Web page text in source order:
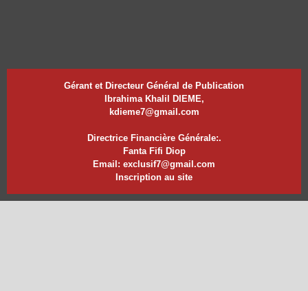
Gérant et Directeur Général de Publication
Ibrahima Khalil DIEME,
kdieme7@gmail.com
Directrice Financière Générale:.
Fanta Fifi Diop
Email: exclusif7@gmail.com
Inscription au site